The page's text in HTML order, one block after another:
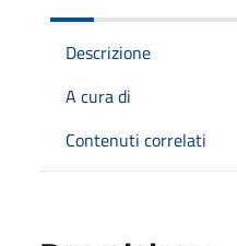
Descrizione
A cura di
Contenuti correlati